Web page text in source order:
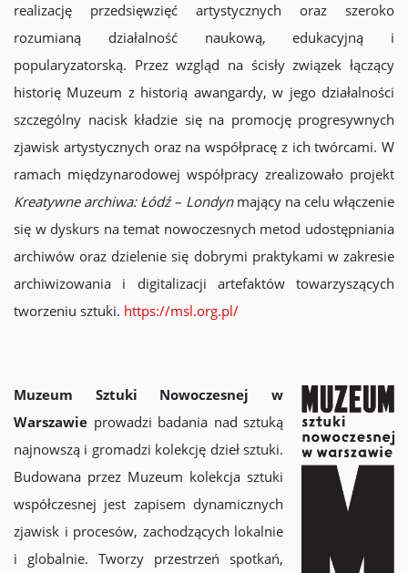
realizację przedsięwzięć artystycznych oraz szeroko
rozumianą działalność naukową, edukacyjną i
popularyzatorską. Przez wzgląd na ścisły związek łączący
historię Muzeum z historią awangardy, w jego działalności
szczególny nacisk kładzie się na promocję progresywnych
zjawisk artystycznych oraz na współpracę z ich twórcami. W
ramach międzynarodowej współpracy zrealizowało projekt
Kreatywne archiwa: Łódź – Londynmający na celu włączenie
się w dyskurs na temat nowoczesnych metod udostępniania
archiwów oraz dzielenie się dobrymi praktykami w zakresie
archiwizowania i digitalizacji artefaktów towarzyszących
tworzeniu sztuki. https://msl.org.pl/
Muzeum Sztuki Nowoczesnej w
Warszawie prowadzi badania nad sztuką
najnowszą i gromadzi kolekcję dzieł sztuki.
Budowana przez Muzeum kolekcja sztuki
współczesnej jest zapisem dynamicznych
zjawisk i procesów, zachodzących lokalnie
i globalnie. Tworzy przestrzeń spotkań,